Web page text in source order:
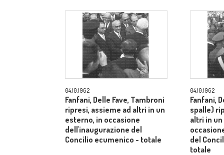
04.10.1962
Fanfani, Delle Fave, Tambroni
ripresi, assieme ad altri in un
esterno, in occasione
dell'inaugurazione del
Concilio ecumenico - totale
04.10.1962
Fanfani,
spalle)
altri in
del
totale